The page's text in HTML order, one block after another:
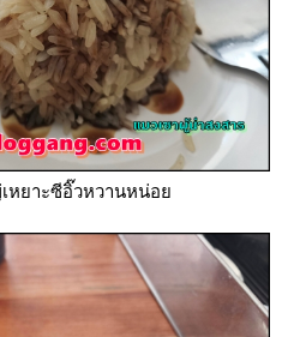
หยาะซีอิ๊วหวานหน่อ